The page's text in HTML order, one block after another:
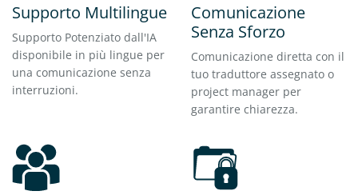
Supporto Multilingue
Supporto Potenziato dall'IA
disponibile in più lingue per
una comunicazione senza
interruzioni.
Comunicazione
Senza Sforzo
Comunicazione diretta con il
tuo traduttore assegnato o
project manager per
garantire chiarezza.